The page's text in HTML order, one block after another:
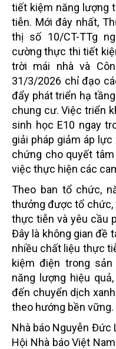
tiết kiệm năng lượng
tiễn. Mới đây nhất,
thị số 10/CT-TTg
cường thực thi tiết
trời mái nhà và
31/3/2026 chỉ đạo
đẩy phát triển hạ
chung cư. Việc triển
sinh học E10 ngay
giải pháp giảm áp lực
chứng cho quyết
việc thực hiện các
Theo ban tổ chức,
thưởng được tổ chức,
thực tiễn và yêu cầu
Đây là không gian đề
nhiều chất liệu thực
kiệm điện trong
năng lượng hiệu
đến chuyển dịch
theo hướng bền vững.
Nhà báo Nguyễn Đức
Hội Nhà báo Việt